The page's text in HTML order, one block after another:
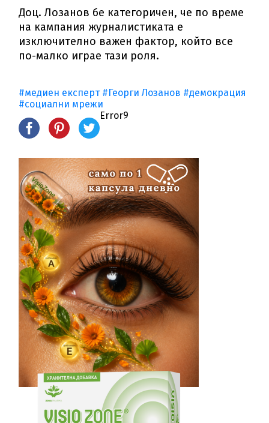
Доц. Лозанов бе категоричен, че по време
на кампания журналистиката е
изключително важен фактор, който все
по-малко играе тази роля.
#медиен експерт #Георги Лозанов #демокрация
#социални мрежи
Error9